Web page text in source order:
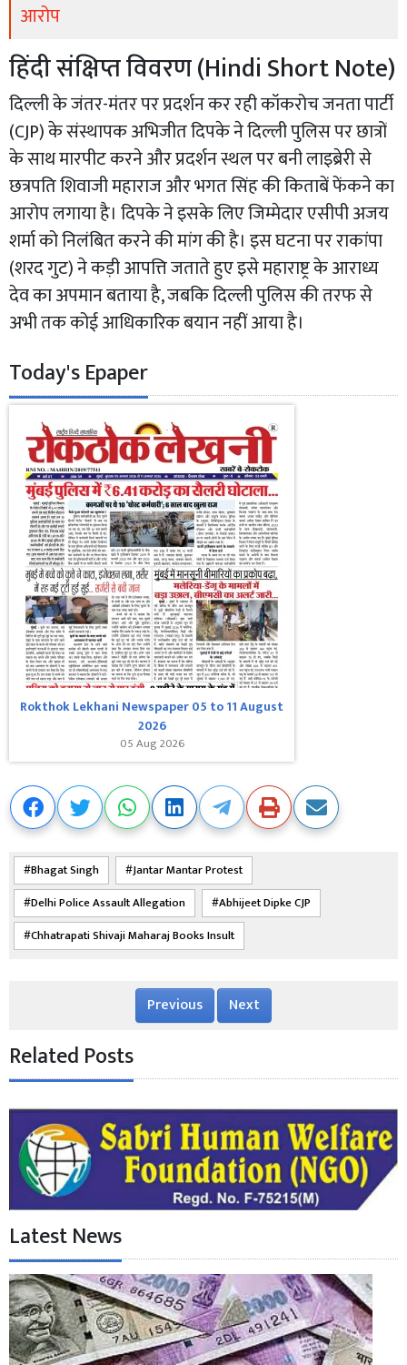
आरोप
​हिंदी संक्षिप्त विवरण (Hindi Short Note)
​दिल्ली के जंतर-मंतर पर प्रदर्शन कर रही कॉकरोच जनता पार्टी
(CJP) के संस्थापक अभिजीत दिपके ने दिल्ली पुलिस पर छात्रों
के साथ मारपीट करने और प्रदर्शन स्थल पर बनी लाइब्रेरी से
छत्रपति शिवाजी महाराज और भगत सिंह की किताबें फेंकने का
आरोप लगाया है। दिपके ने इसके लिए जिम्मेदार एसीपी अजय
शर्मा को निलंबित करने की मांग की है। इस घटना पर राकांपा
(शरद गुट) ने कड़ी आपत्ति जताते हुए इसे महाराष्ट्र के आराध्य
देव का अपमान बताया है, जबकि दिल्ली पुलिस की तरफ से
अभी तक कोई आधिकारिक बयान नहीं आया है।
Today's Epaper
Rokthok Lekhani Newspaper 05 to 11 August
2026
05 Aug 2026
Bhagat Singh
Jantar Mantar Protest
Delhi Police Assault Allegation
Abhijeet Dipke CJP
Chhatrapati Shivaji Maharaj Books Insult
Previous Next
Related Posts
Latest News